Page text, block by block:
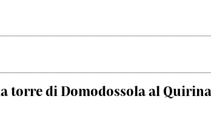
torre di Domodossola al